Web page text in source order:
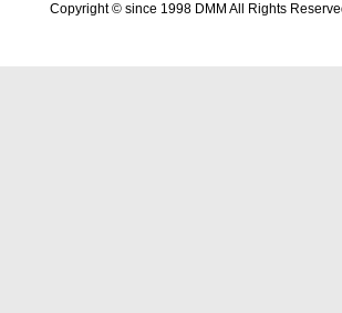
Copyright © since 1998 DMM All Rights